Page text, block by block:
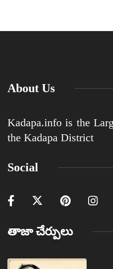
About Us
Kadapa.info is the
the Kadapa District
Social
తాజా చేర్పులు